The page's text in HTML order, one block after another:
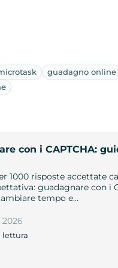
guadagno online
con i CAPTCHA:
1000 risposte accettate
guadagnare con i
tempo e…
lettura